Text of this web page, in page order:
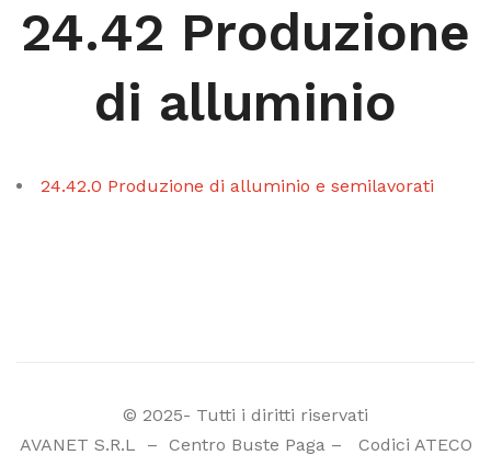
24.42 Produzione
di alluminio
24.42.0 Produzione di alluminio e semilavorati
© 2025- Tutti i diritti riservati
AVANET S.R.L
– Centro Buste Paga– Codici ATECO